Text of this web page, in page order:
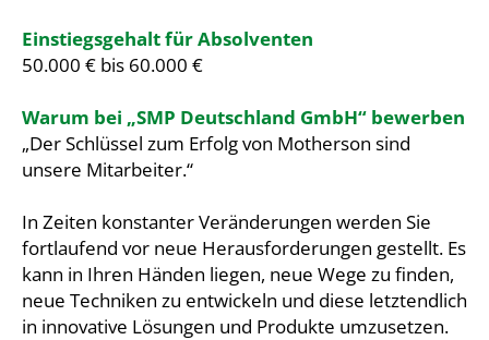
Einstiegsgehalt für Absolventen
50.000 € bis 60.000 €
Warum bei „SMP Deutschland GmbH“ bewerben
„Der Schlüssel zum Erfolg von Motherson sind
unsere Mitarbeiter.“
In Zeiten konstanter Veränderungen werden Sie
fortlaufend vor neue Herausforderungen gestellt. Es
kann in Ihren Händen liegen, neue Wege zu finden,
neue Techniken zu entwickeln und diese letztendlich
in innovative Lösungen und Produkte umzusetzen.